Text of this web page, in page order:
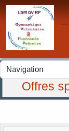
Offres
Panneau de